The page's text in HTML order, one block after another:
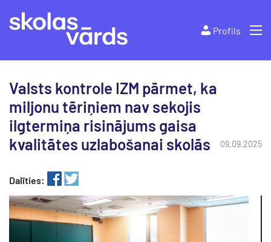
Profils
Valsts kontrole IZM pārmet, ka
miljonu tēriņiem nav sekojis
ilgtermiņa risinājums gaisa
kvalitātes uzlabošanai skolās
09.09.2025
Dalīties: